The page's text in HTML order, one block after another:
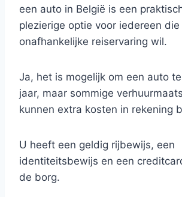
een auto in België is een
plezierige optie voor iedereen die
onafhankelijke reiservaring wil.
Ja, het is mogelijk om een auto
jaar, maar sommige
kunnen extra kosten in rekening
U heeft een geldig rijbewijs, een
identiteitsbewijs en een
de borg.